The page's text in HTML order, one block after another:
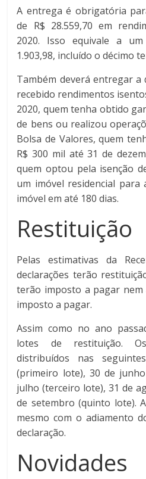
A entrega é obrigatória
de R$ 28.559,70 em
2020. Isso equivale a
1.903,98, incluído o décimo
Também deverá entregar a
recebido rendimentos
2020, quem tenha obtido
de bens ou realizou
Bolsa de Valores, quem
R$ 300 mil até 31 de
quem optou pela isenção
um imóvel residencial
imóvel em até 180 dias.
Restituição
Pelas estimativas da
declarações terão
terão imposto a pagar
imposto a pagar.
Assim como no ano
lotes de restituição.
distribuídos nas
(primeiro lote), 30 de
julho (terceiro lote), 31 de
de setembro (quinto lote).
mesmo com o adiamento
declaração.
Novidades